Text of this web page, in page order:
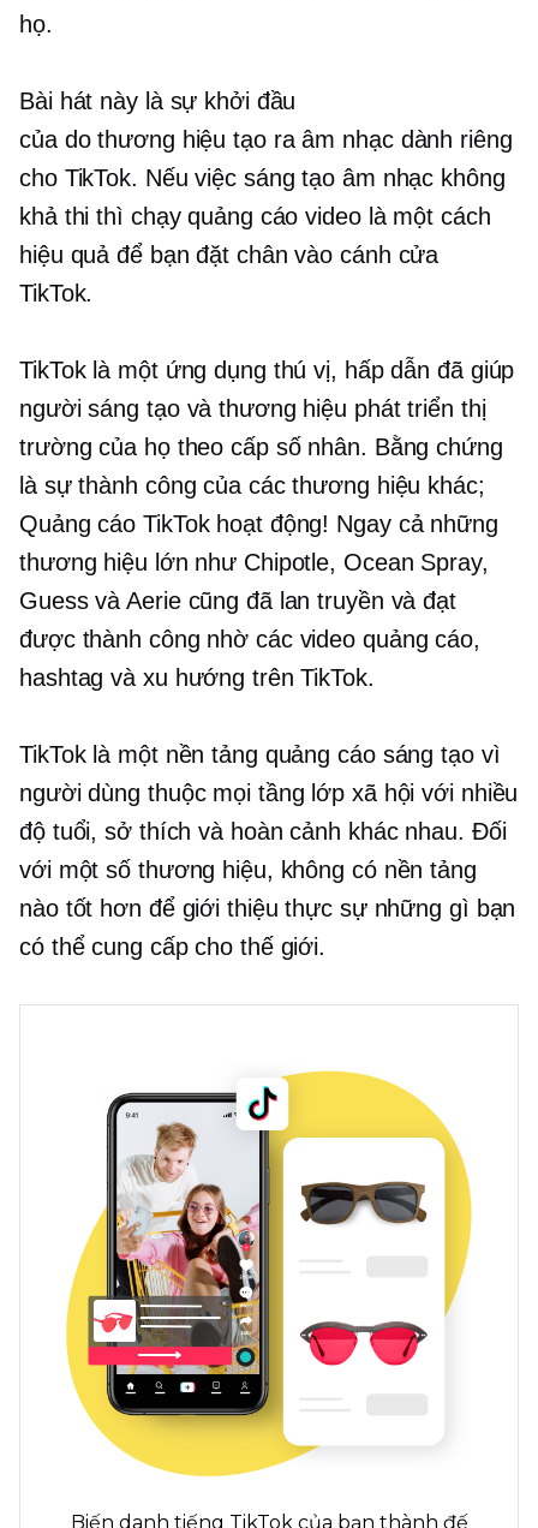
họ.
Bài hát này là sự khởi đầu
của do thương hiệu tạo raâm nhạc dành riêng
cho TikTok. Nếu việc sáng tạo âm nhạc không
khả thi thì chạy quảng cáo video là một cách
hiệu quả để bạn đặt chân vào cánh cửa
TikTok.
TikTok là một ứng dụng thú vị, hấp dẫn đã giúp
người sáng tạo và thương hiệu phát triển thị
trường của họ theo cấp số nhân. Bằng chứng
là sự thành công của các thương hiệu khác;
Quảng cáo TikTok hoạt động! Ngay cả những
thương hiệu lớn như Chipotle, Ocean Spray,
Guess và Aerie cũng đã lan truyền và đạt
được thành công nhờ các video quảng cáo,
hashtag và xu hướng trên TikTok.
TikTok là một nền tảng quảng cáo sáng tạo vì
người dùng thuộc mọi tầng lớp xã hội với nhiều
độ tuổi, sở thích và hoàn cảnh khác nhau. Đối
với một số thương hiệu, không có nền tảng
nào tốt hơn để giới thiệu thực sự những gì bạn
có thể cung cấp cho thế giới.
Biến danh tiếng TikTok của bạn thành đế